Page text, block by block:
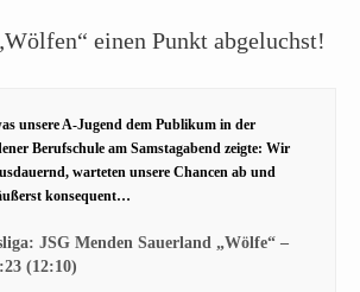
einen Punkt abgeluchst!
unsere A-Jugend dem Publikum in der
Berufschule am Samstagabend zeigte: Wir
warteten unsere Chancen ab und
konsequent…
JSG Menden Sauerland „Wölfe“ –
(12:10)